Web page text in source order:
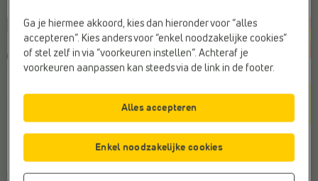
Maat
Ga je hiermee akkoord, kies dan hieronder voor “alles
accepteren”. Kies anders voor “enkel noodzakelijke cookies”
of stel zelf in via “voorkeuren instellen”. Achteraf je
voorkeuren aanpassen kan steeds via de link in de footer.
Enkel noodzakelijke cookies
Alles accepteren